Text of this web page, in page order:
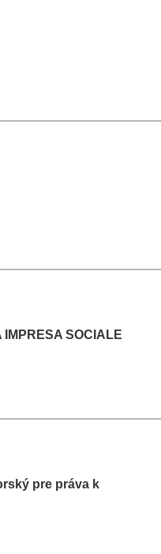
IMPRESA SOCIALE
pre práva k